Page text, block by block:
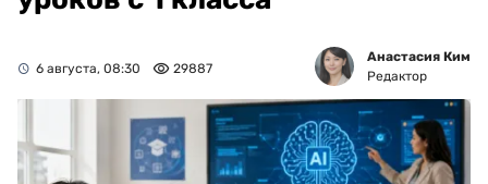
6 августа, 08:30 29887
Анастасия Ким
Редактор